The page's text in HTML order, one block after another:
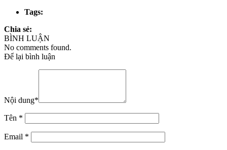
Tags:
Chia sẻ:
BÌNH LUẬN
No comments found.
Để lại bình luận
Nội dung*
Tên *
Email *